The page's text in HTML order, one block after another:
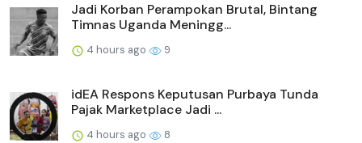
Jadi Korban Perampokan Brutal, Bintang
Timnas Uganda Meningg...
4 hours ago 9
idEA Respons Keputusan Purbaya Tunda
Pajak Marketplace Jadi ...
4 hours ago 8